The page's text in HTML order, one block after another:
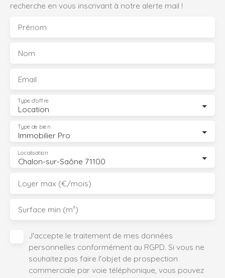
recherche en vous inscrivant à notre alerte mail !
Prénom
Nom
Email
Location
Type d'offre
Immobilier Pro
Type de bien
Chalon-sur-Saône 71100
Localisation
Loyer max (€/mois)
Surface min (m²)
J'accepte le traitement de mes données
personnelles conformément au RGPD. Si vous ne
souhaitez pas faire l'objet de prospection
commerciale par voie téléphonique, vous pouvez